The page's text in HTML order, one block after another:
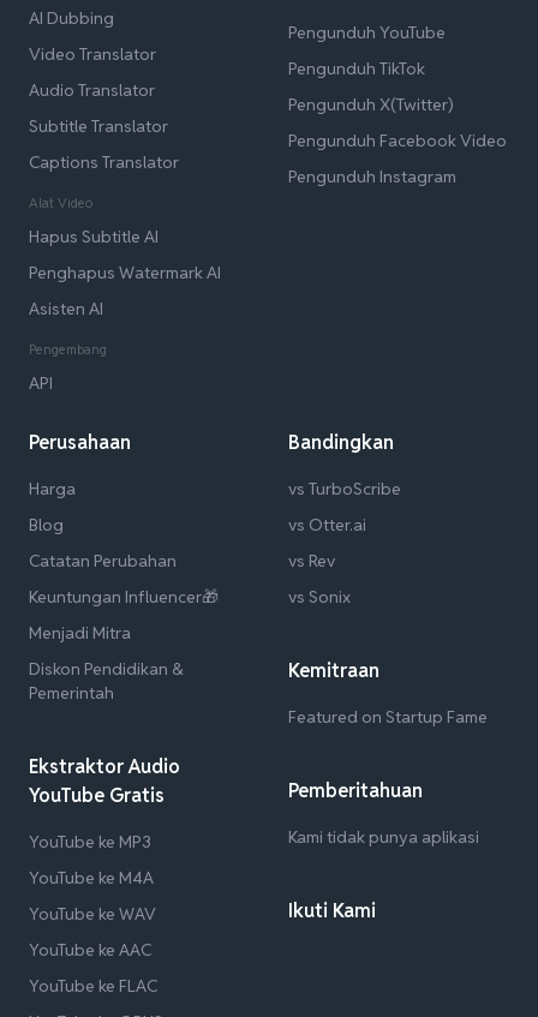
AI Dubbing
Video Translator
Audio Translator
Subtitle Translator
Captions Translator
Alat Video
Hapus Subtitle AI
Penghapus Watermark AI
Asisten AI
Pengembang
API
Pengunduh YouTube
Pengunduh TikTok
Pengunduh X(Twitter)
Pengunduh Facebook Video
Pengunduh Instagram
Perusahaan
Harga
Blog
Catatan Perubahan
Keuntungan Influencer🎁
Menjadi Mitra
Diskon Pendidikan &
Pemerintah
Ekstraktor Audio
YouTube Gratis
YouTube ke MP3
YouTube ke M4A
YouTube ke WAV
YouTube ke AAC
YouTube ke FLAC
Bandingkan
vs TurboScribe
vs Otter.ai
vs Rev
vs Sonix
Kemitraan
Featured on Startup Fame
Pemberitahuan
Kami tidak punya aplikasi
Ikuti Kami